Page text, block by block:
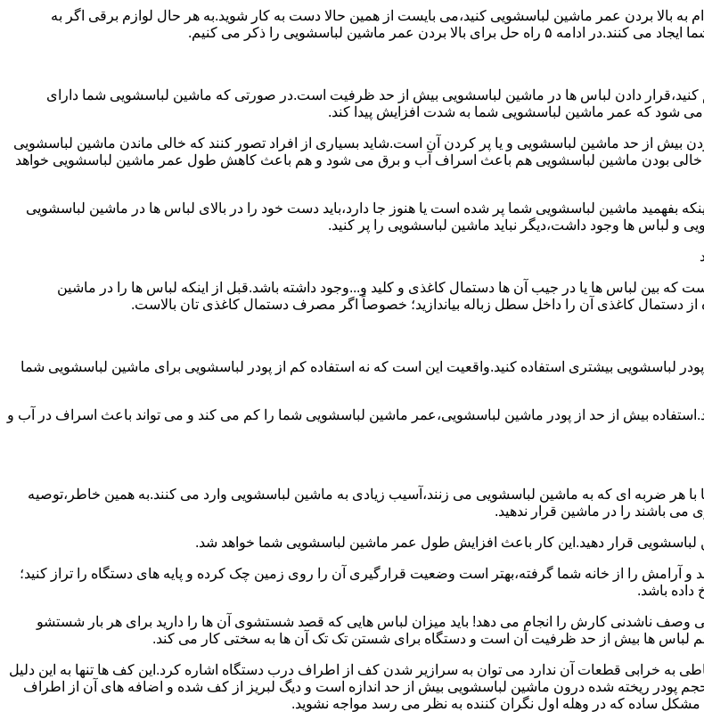
به بالا بردن عمر ماشین لباسشویی کنید،می بایست از همین حالا دست به کار شوید.به هر حال لوازم برقی اگر به
عمر ماشین لباسشویی را ذکر می کنیم.
کنید،قرار دادن لباس ها در ماشین لباسشویی بیش از حد ظرفیت است.در صورتی که ماشین لباسشویی شما دارای
از حد ماشین لباسشویی و یا پر کردن آن است.شاید بسیاری از افراد تصور کنند که خالی ماندن ماشین لباسشویی
بودن ماشین لباسشویی هم باعث اسراف آب و برق می شود و هم باعث کاهش طول عمر ماشین لباسشویی خواهد
ماشین لباسشویی شما پر شده است یا هنوز جا دارد،باید دست خود را در بالای لباس ها در ماشین لباسشویی
لباس ها یا در جیب آن ها دستمال کاغذی و کلید و...وجود داشته باشد.قبل از اینکه لباس ها را در ماشین
از دستمال کاغذی آن را داخل سطل زباله بیاندازید؛ خصوصاً اگر مصرف دستمال کاغذی تان بالاست.
لباسشویی بیشتری استفاده کنید.واقعیت این است که نه استفاده کم از پودر لباسشویی برای ماشین لباسشویی شما
بیش از حد از پودر ماشین لباسشویی،عمر ماشین لباسشویی شما را کم می کند و می تواند باعث اسراف در آب و
با هر ضربه ای که به ماشین لباسشویی می زنند،آسیب زیادی به ماشین لباسشویی وارد می کنند.به همین خاطر،توصیه
باشند را در ماشین قرار ندهید.
قرار دهید.این کار باعث افزایش طول عمر ماشین لباسشویی شما خواهد شد.
را از خانه شما گرفته،بهتر است وضعیت قرارگیری آن را روی زمین چک کرده و پایه های دستگاه را تراز کنید؛
باشد.
ناشدنی کارش را انجام می دهد! باید میزان لباس هایی که قصد شستشوی آن ها را دارید برای هر بار شستشو
لباس ها بیش از حد ظرفیت آن است و دستگاه برای شستن تک تک آن ها به سختی کار می کند.
به خرابی قطعات آن ندارد می توان به سرازیر شدن کف از اطراف درب دستگاه اشاره کرد.این کف ها تنها به این دلیل
پودر ریخته شده درون ماشین لباسشویی بیش از حد اندازه است و دیگ لبریز از کف شده و اضافه های آن از اطراف
مشکل ساده که در وهله اول نگران کننده به نظر می رسد مواجه نشوید.